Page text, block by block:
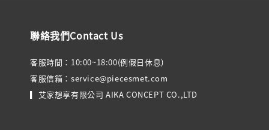
聯絡我們Contact Us
客服時間：10:00~18:00(例假日休息)
客服信箱：service@piecesmet.com
▎艾家想享有限公司 AIKA CONCEPT CO.,LTD